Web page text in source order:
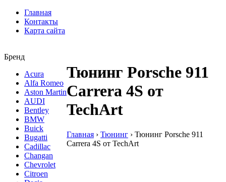
Главная
Контакты
Карта сайта
Бренд
Acura
Alfa Romeo
Aston Martin
AUDI
Bentley
BMW
Buick
Bugatti
Cadillac
Changan
Chevrolet
Citroen
Тюнинг Porsche 911
Carrera 4S от
TechArt
Главная › Тюнинг › Тюнинг Porsche 911
Carrera 4S от TechArt